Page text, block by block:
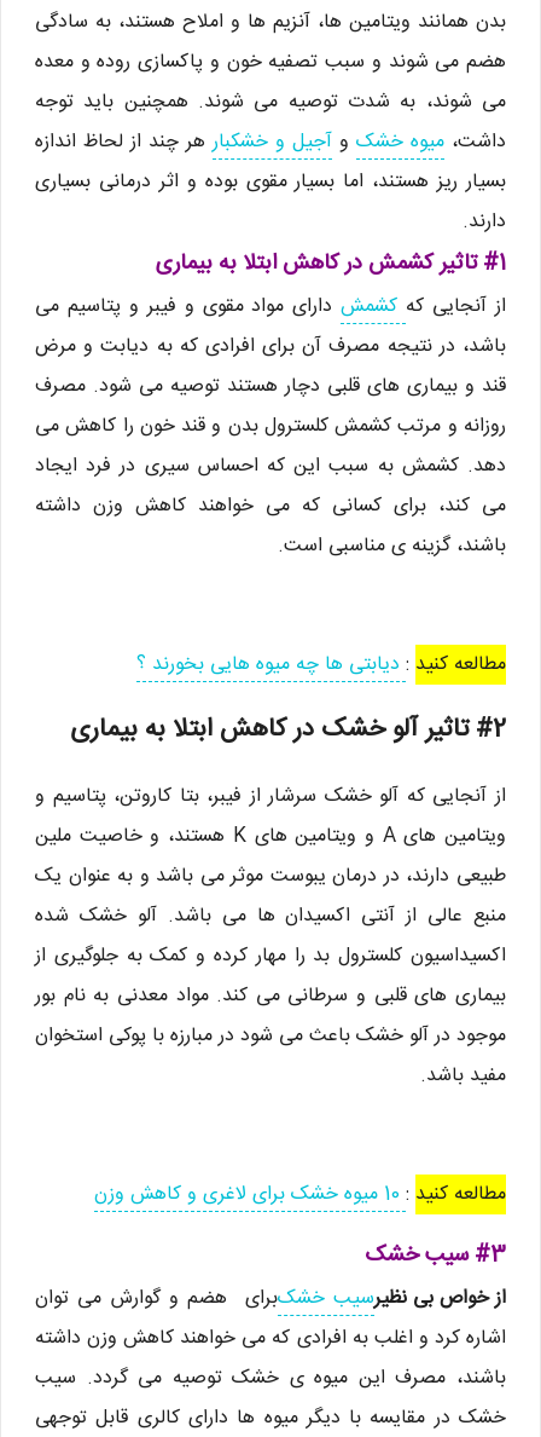
بدن همانند ویتامین ها، آنزیم ها و املاح هستند، به سادگی
هضم می شوند و سبب تصفیه خون و پاکسازی روده و معده
می شوند، به شدت توصیه می شوند. همچنین باید توجه
داشت، میوه خشک و آجیل و خشکبارهر چند از لحاظ اندازه
بسیار ریز هستند، اما بسیار مقوی بوده و اثر درمانی بسیاری
دارند.
#1 تاثیر کشمش در کاهش ابتلا به بیماری‌
از آنجایی که کشمشدارای مواد مقوی و فیبر و پتاسیم می
باشد، در نتیجه مصرف آن برای افرادی که به دیابت و مرض
قند و بیماری های قلبی دچار هستند توصیه می شود. مصرف
روزانه و مرتب کشمش کلسترول بدن و قند خون را کاهش می
دهد. کشمش به سبب این که احساس سیری در فرد ایجاد
می کند، برای کسانی که می خواهند کاهش وزن داشته
باشند، گزینه ی مناسبی است.
مطالعه کنید : دیابتی ها چه میوه هایی بخورند ؟
#2 تاثیر آلو خشک در کاهش ابتلا به بیماری‌
از آنجایی که آلو خشک سرشار از فیبر، بتا کاروتن، پتاسیم و
ویتامین های A و ویتامین های K هستند، و خاصیت ملین
طبیعی دارند، در درمان یبوست موثر می باشد و به عنوان یک
منبع عالی از آنتی اکسیدان ها می باشد. آلو خشک شده
اکسیداسیون کلسترول بد را مهار کرده و کمک به جلوگیری از
بیماری های قلبی و سرطانی می کند. مواد معدنی به نام بور
موجود در آلو خشک باعث می شود در مبارزه با پوکی استخوان
مفید باشد.
مطالعه کنید :
#3 سیب خشک
از خواص بی نظیرسیب خشکبرای هضم و گوارش می توان
اشاره کرد و اغلب به افرادی که می خواهند کاهش وزن داشته
باشند، مصرف این میوه ی خشک توصیه می گردد. سیب
خشک در مقایسه با دیگر میوه ها دارای کالری قابل توجهی